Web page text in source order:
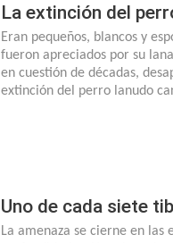
La extinción del
Eran pequeños, blancos y
fueron apreciados por su
en cuestión de décadas,
extinción del perro lanudo
Uno de cada siete
La amenaza se cierne en las